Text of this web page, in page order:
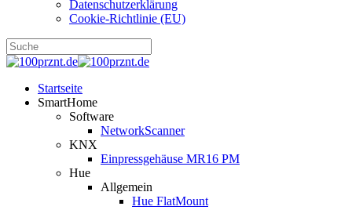
Datenschutzerklärung
Cookie-Richtlinie (EU)
Startseite
SmartHome
Software
NetworkScanner
KNX
Einpressgehäuse MR16 PM
Hue
Allgemein
Hue FlatMount